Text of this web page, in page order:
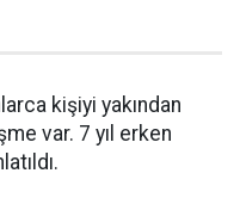
kişiyi yakından
var. 7 yıl erken